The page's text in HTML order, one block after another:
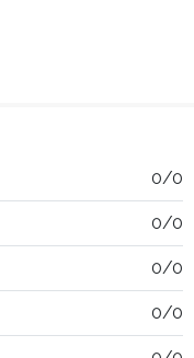
0/0
0/0
0/0
0/0